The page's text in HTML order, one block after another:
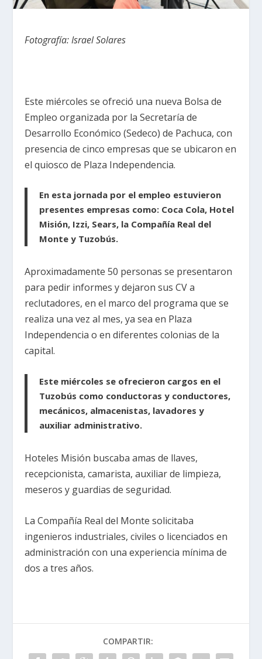
Fotografía: Israel Solares
Este miércoles se ofreció una nueva Bolsa de
Empleo organizada por la Secretaría de
Desarrollo Económico (Sedeco) de Pachuca, con
presencia de cinco empresas que se ubicaron en
el quiosco de Plaza Independencia.
En esta jornada por el empleo estuvieron
presentes empresas como: Coca Cola, Hotel
Misión, Izzi, Sears, la Compañía Real del
Monte y Tuzobús.
Aproximadamente 50 personas se presentaron
para pedir informes y dejaron sus CV a
reclutadores, en el marco del programa que se
realiza una vez al mes, ya sea en Plaza
Independencia o en diferentes colonias de la
capital.
Este miércoles se ofrecieron cargos en el
Tuzobús como conductoras y conductores,
mecánicos, almacenistas, lavadores y
auxiliar administrativo.
Hoteles Misión buscaba amas de llaves,
recepcionista, camarista, auxiliar de limpieza,
meseros y guardias de seguridad.
La Compañía Real del Monte solicitaba
ingenieros industriales, civiles o licenciados en
administración con una experiencia mínima de
dos a tres años.
COMPARTIR: